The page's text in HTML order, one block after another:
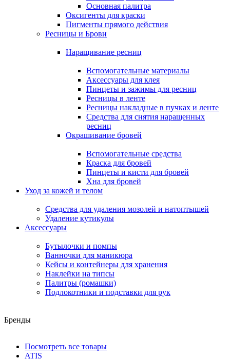
Основная палитра
Оксигенты для краски
Пигменты прямого действия
Ресницы и Брови
Наращивание ресниц
Вспомогательные материалы
Аксессуары для клея
Пинцеты и зажимы для ресниц
Ресницы в ленте
Ресницы накладные в пучках и ленте
Средства для снятия наращенных
ресниц
Окрашивание бровей
Вспомогательные средства
Краска для бровей
Пинцеты и кисти для бровей
Хна для бровей
Уход за кожей и телом
Средства для удаления мозолей и натоптышей
Удаление кутикулы
Аксессуары
Бутылочки и помпы
Ванночки для маникюра
Кейсы и контейнеры для хранения
Наклейки на типсы
Палитры (ромашки)
Подлокотники и подставки для рук
Бренды
Посмотреть все товары
ATIS